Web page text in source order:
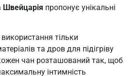
Швейцарія пропонує унікальні
використання тільки
та дров для підігріву
чан розташований так, щоб
інтимність